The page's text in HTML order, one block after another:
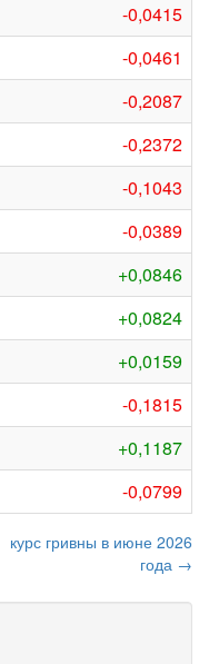
-0,0415
-0,0461
-0,2087
-0,2372
-0,1043
-0,0389
+0,0846
+0,0824
+0,0159
-0,1815
+0,1187
-0,0799
курс гривны в июне 2026
года →